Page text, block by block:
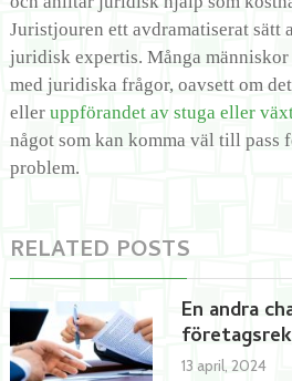
Juristjouren ett avdramatiserat sätt
juridisk expertis. Många
med juridiska frågor, oavsett om
eller uppförandet av stuga eller
något som kan komma väl till pass
problem.
RELATED POSTS
En andra
13 april, 2024